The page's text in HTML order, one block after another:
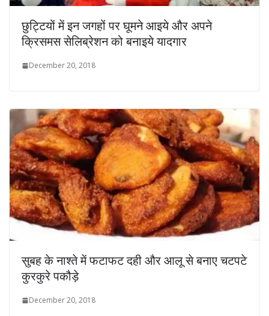
छुट्टियों में इन जगहों पर घूमने आइये और अपने
क्रिसमस सेलिब्रेशन को बनाइये यादगार
December 20, 2018
सुबह के नाश्ते में फटाफट दही और आलू से बनाए चटपटे
कुरकुरे पकौड़े
December 20, 2018